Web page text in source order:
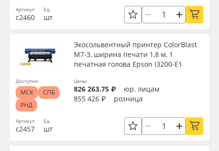
Артикул
с2460
Ед.
шт
Артикул
с2457
Экосольвентный принтер ColorBlast
M7-3, ширина печати 1,8 м, 1
печатная голова Epson I3200-E1
Ед.
шт
Цены
826 263.75 ₽
юр. лицам
855 426 ₽
розница
Доступно
МСК
СПБ
РНД